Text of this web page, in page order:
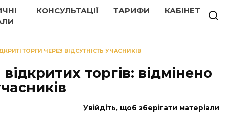
КОНСУЛЬТАЦІЇ ТАРИФИ КАБІНЕТ
ТОРГИ ЧЕРЕЗ ВІДСУТНІСТЬ УЧАСНИКІВ
торгів: відмінено
Увійдіть, щоб зберігати матеріали